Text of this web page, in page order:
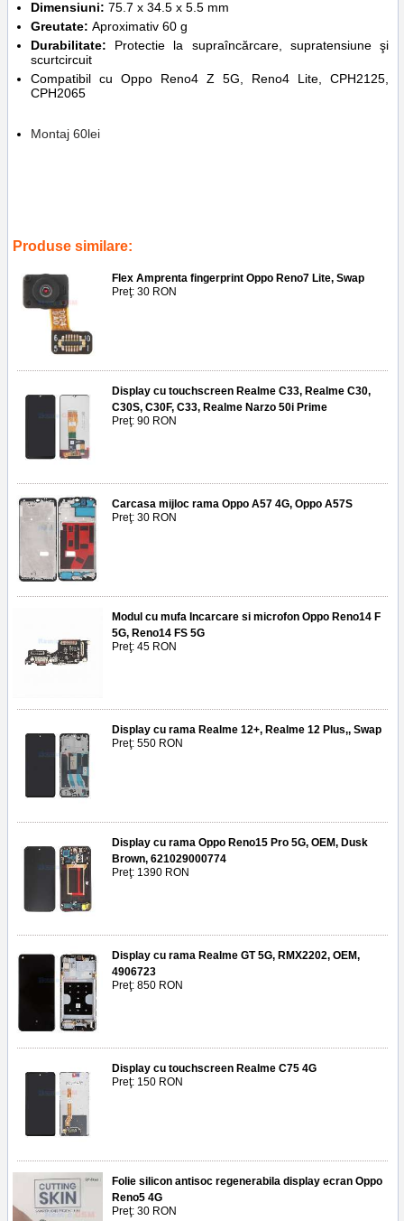
Dimensiuni: 75.7 x 34.5 x 5.5 mm
Greutate: Aproximativ 60 g
Durabilitate: Protectie la supraîncărcare, supratensiune şi
scurtcircuit
Compatibil cu Oppo Reno4 Z 5G, Reno4 Lite, CPH2125,
CPH2065
Montaj 60lei
Produse similare:
Flex Amprenta fingerprint Oppo Reno7 Lite, Swap
Preţ: 30 RON
Display cu touchscreen Realme C33, Realme C30,
C30S, C30F, C33, Realme Narzo 50i Prime
Preţ: 90 RON
Carcasa mijloc rama Oppo A57 4G, Oppo A57S
Preţ: 30 RON
Modul cu mufa Incarcare si microfon Oppo Reno14 F
5G, Reno14 FS 5G
Preţ: 45 RON
Display cu rama Realme 12+, Realme 12 Plus,, Swap
Preţ: 550 RON
Display cu rama Oppo Reno15 Pro 5G, OEM, Dusk
Brown, 621029000774
Preţ: 1390 RON
Display cu rama Realme GT 5G, RMX2202, OEM,
4906723
Preţ: 850 RON
Display cu touchscreen Realme C75 4G
Preţ: 150 RON
Folie silicon antisoc regenerabila display ecran Oppo
Reno5 4G
Preţ: 30 RON